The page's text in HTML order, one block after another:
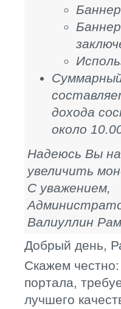
дохода
около
Надеюсь Вы
увеличить
С уважением,
Валиуллин
Добрый день,
Скажем честно:
портала,
лучшего